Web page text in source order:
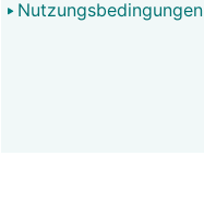
Nutzungsbedingungen